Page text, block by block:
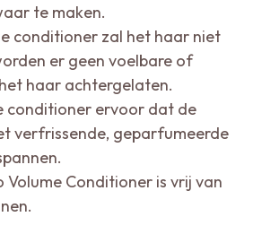
te maken.
conditioner zal het haar niet
er geen voelbare of
haar achtergelaten.
conditioner ervoor dat de
verfrissende, geparfumeerde
Volume Conditioner is vrij van